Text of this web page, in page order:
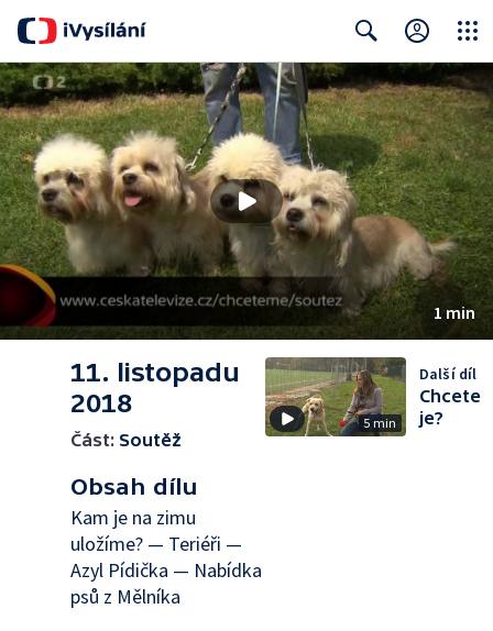
Search Close
1 min
11. listopadu
2018
Část: Soutěž
Obsah dílu
Kam je na zimu
uložíme? — Teriéři —
Azyl Pídička — Nabídka
psů z Mělníka
5 min
Další díl
Chcete
je?